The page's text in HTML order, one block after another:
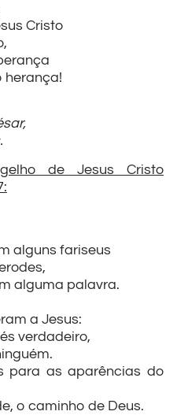
Cristo
herança!
de Jesus Cristo
alguns fariseus
alguma palavra.
a Jesus:
verdadeiro,
para as aparências do
o caminho de Deus.